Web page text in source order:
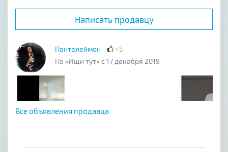
Написать продавцу
Пантелеймон
+5
На «Ищи тут» с 17 декабря 2019
Все объявления продавца